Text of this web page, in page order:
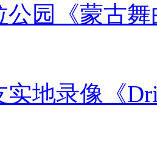
公园《蒙古
实地录像《